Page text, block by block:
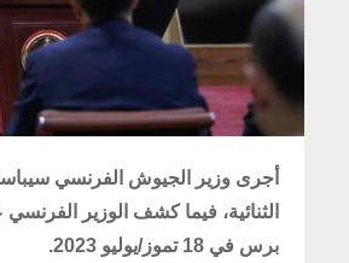
أجرى وزير الجيوش الفرنسي
الثنائية، فيما كشف الوزير
برس في 18 تموز/يوليو 2023.